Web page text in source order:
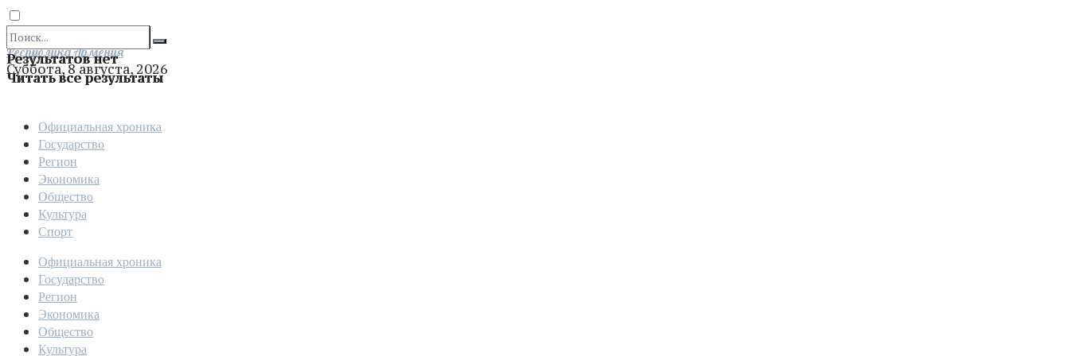
Результатов нет
Читать все результаты
Отправить
Республика Армения
Суббота, 8 августа, 2026
Официальная хроника
Государство
Регион
Экономика
Общество
Культура
Спорт
Официальная хроника
Государство
Регион
Экономика
Общество
Культура